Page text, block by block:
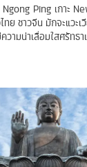
Ping เกาะ
ย ชาวจีน มักจะแวะเ
วามน่าเลื่อมใสศรัทธ